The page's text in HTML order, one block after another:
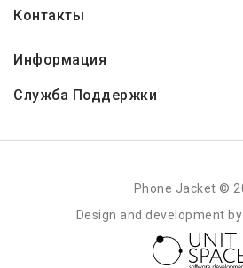
Контакты
Информация
Служба Поддержки
Phone Jacket ©
Design and development